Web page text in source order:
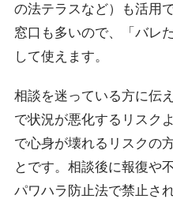
の法テラスなど）も活用
窓口も多いので、「バレ
して使えます。
相談を迷っている方に伝
で状況が悪化するリスク
で心身が壊れるリスクの
とです。相談後に報復や
パワハラ防止法で禁止さ